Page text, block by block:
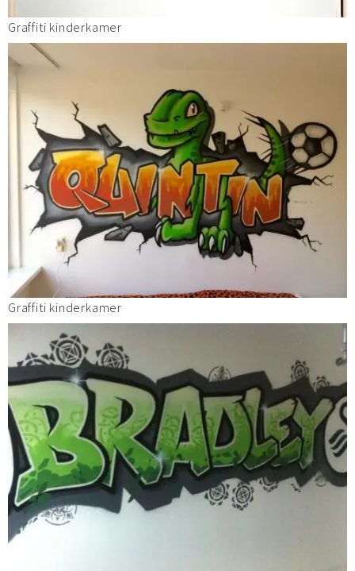
Graffiti kinderkamer
Graffiti kinderkamer